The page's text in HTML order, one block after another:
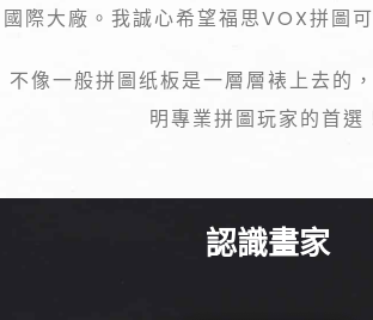
際大廠。我誠心希望福思VOX拼圖
像一般拼圖纸板是一層層裱上去的
明專業拼圖玩家的首選
認識畫家